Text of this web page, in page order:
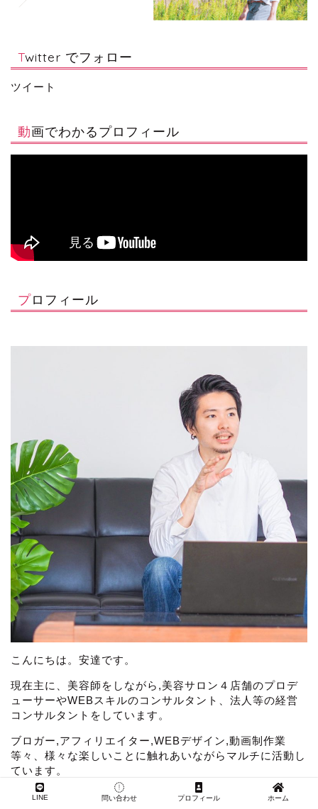
Twitter でフォロー
ツイート
動画でわかるプロフィール
プロフィール
こんにちは。安達です。
現在主に、美容師をしながら,美容サロン４店舗のプロデ
ューサーやWEBスキルのコンサルタント、法人等の経営
コンサルタントをしています。
ブロガー,アフィリエイター,WEBデザイン,動画制作業
等々、様々な楽しいことに触れあいながらマルチに活動し
ています。
【漫画で分かるプロフィール】
LINE 問い合わせ プロフィール ホーム